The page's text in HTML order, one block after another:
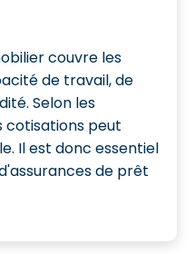
couvre les
de travail, de
Selon les
peut
Il est donc essentiel
de prêt